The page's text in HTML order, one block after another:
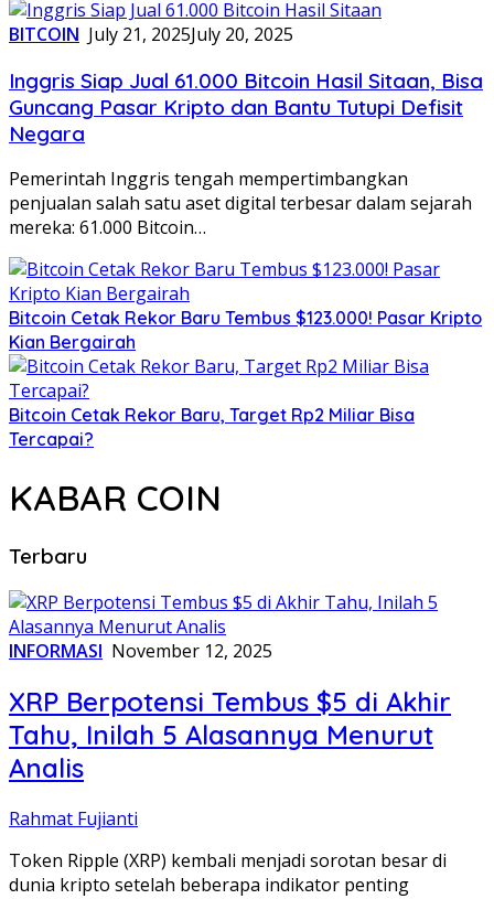
BITCOIN July 21, 2025July 20, 2025
Inggris Siap Jual 61.000 Bitcoin Hasil Sitaan, Bisa
Guncang Pasar Kripto dan Bantu Tutupi Defisit
Negara
Pemerintah Inggris tengah mempertimbangkan
penjualan salah satu aset digital terbesar dalam sejarah
mereka: 61.000 Bitcoin…
Bitcoin Cetak Rekor Baru Tembus $123.000! Pasar Kripto
Kian Bergairah
Bitcoin Cetak Rekor Baru, Target Rp2 Miliar Bisa
Tercapai?
KABAR COIN
Terbaru
INFORMASI November 12, 2025
XRP Berpotensi Tembus $5 di Akhir
Tahu, Inilah 5 Alasannya Menurut
Analis
Rahmat Fujianti
Token Ripple (XRP) kembali menjadi sorotan besar di
dunia kripto setelah beberapa indikator penting